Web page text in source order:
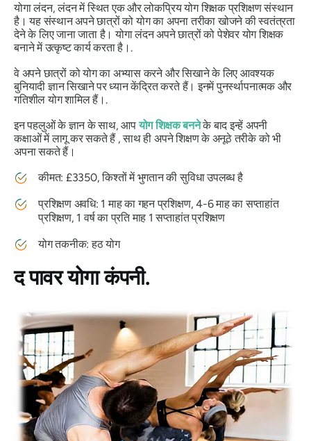
योगा लंदन, लंदन में स्थित एक और लोकप्रिय योग शिक्षक प्रशिक्षण संस्थान
है। यह संस्थान अपने छात्रों को योग का अपना तरीका खोजने की स्वतंत्रता
देने के लिए जाना जाता है। योगा लंदन अपने छात्रों को पेशेवर योग शिक्षक
बनाने में उत्कृष्ट कार्य करता है।.
वे अपने छात्रों को योग का अभ्यास करने और सिखाने के लिए आवश्यक
बुनियादी ज्ञान सिखाने पर ध्यान केंद्रित करते हैं। इनमें पुनर्स्थापनात्मक और
गतिशील योग शामिल हैं।.
इन पहलुओं के ज्ञान के साथ, आपयोग शिक्षक बननेके बाद इन्हें अपनी
कक्षाओं में लागू कर सकते हैं , साथ ही अपने शिक्षण के अनूठे तरीके को भी
अपना सकते हैं।
कीमत: £3350, किश्तों में भुगतान की सुविधा उपलब्ध है
प्रशिक्षण अवधि: 1 माह का गहन प्रशिक्षण, 4-6 माह का सप्ताहांत
प्रशिक्षण, 1 वर्ष का प्रति माह 1 सप्ताहांत प्रशिक्षण
योग तकनीक: हठ योग
द पावर योगा कंपनी.